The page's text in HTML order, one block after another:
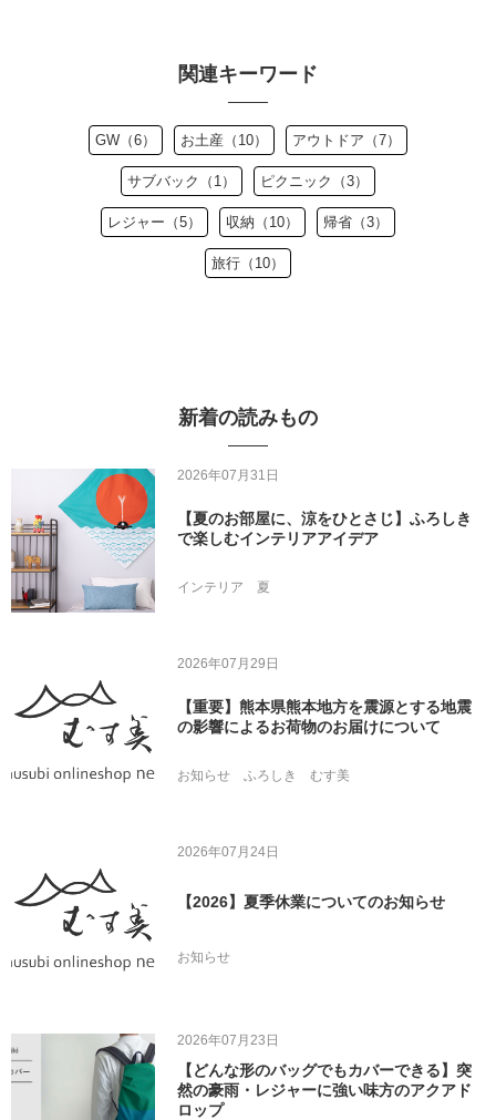
関連キーワード
GW（6） お土産（10） アウトドア（7）
サブバック（1） ピクニック（3）
レジャー（5） 収納（10） 帰省（3）
旅行（10）
新着の読みもの
2026年07月31日
【夏のお部屋に、涼をひとさじ】ふろしき
で楽しむインテリアアイデア
インテリア 夏
2026年07月29日
【重要】熊本県熊本地方を震源とする地震
の影響によるお荷物のお届けについて
お知らせ ふろしき むす美
2026年07月24日
【2026】夏季休業についてのお知らせ
お知らせ
2026年07月23日
【どんな形のバッグでもカバーできる】突
然の豪雨・レジャーに強い味方のアクアド
ロップ